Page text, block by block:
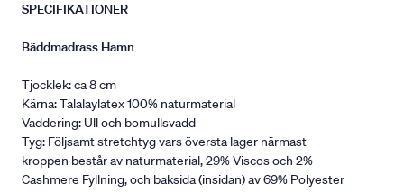
SPECIFIKATIONER
Bäddmadrass Hamn
Tjocklek: ca 8 cm
Kärna: Talalaylatex 100% naturmaterial
Vaddering: Ull och bomullsvadd
Tyg: Följsamt stretchtyg vars översta lager närmast
kroppen består av naturmaterial, 29% Viscos och 2%
Cashmere Fyllning, och baksida (insidan) av 69% Polyester